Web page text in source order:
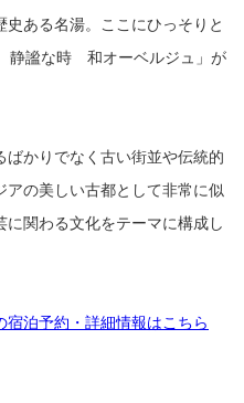
ある名湯。ここにひっそりと
静謐な時 和オーベルジュ」が
かりでなく古い街並や伝統的
の美しい古都として非常に似
関わる文化をテーマに構成し
泊予約・詳細情報はこちら